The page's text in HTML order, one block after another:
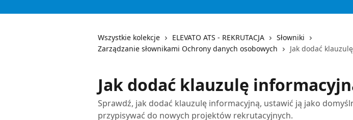
Wszystkie kolekcje ELEVATO ATS - REKRUTACJA
Słowniki
Zarządzanie słownikami Ochrony danych osobowych
Jak dodać
Jak dodać klauzulę
Sprawdź, jak dodać klauzulę informacyjną, ustawić ją jako
przypisywać do nowych projektów rekrutacyjnych.